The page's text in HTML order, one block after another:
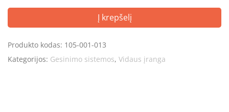
Į krepšelį
Produkto kodas: 105-001-013
Kategorijos: Gesinimo sistemos, Vidaus įranga